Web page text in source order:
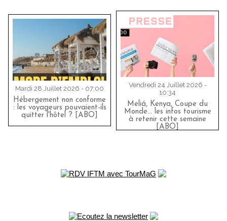
Mardi 28 Juillet 2026 - 07:00
Hébergement non conforme
: les voyageurs pouvaient-ils
quitter l'hôtel ? [ABO]
Vendredi 24 Juillet 2026 -
10:34
Meliá, Kenya, Coupe du
Monde… les infos tourisme
à retenir cette semaine
[ABO]